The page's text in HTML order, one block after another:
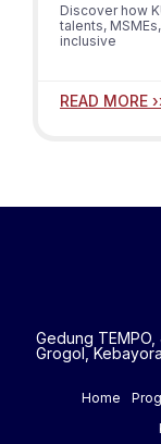
READ MORE
Discover how
talents,
inclusive
Gedung TEMPO,
Grogol,
Home